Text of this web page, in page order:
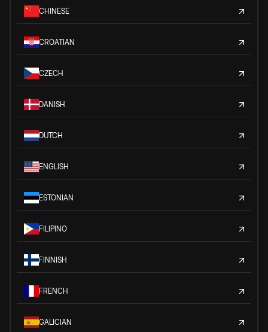
CHINESE
CROATIAN
CZECH
DANISH
DUTCH
ENGLISH
ESTONIAN
FILIPINO
FINNISH
FRENCH
GALICIAN